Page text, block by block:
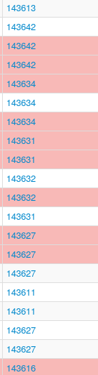
143613
143642
143642
143642
143634
143634
143634
143631
143631
143632
143632
143631
143627
143627
143627
143611
143611
143627
143627
143616